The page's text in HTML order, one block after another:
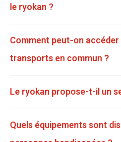
le ryokan ?
Comment peut-on
transports en commun ?
Le ryokan propose-t-il un
Quels équipements sont